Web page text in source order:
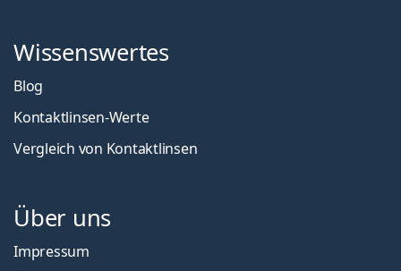
Wissenswertes
Blog
Kontaktlinsen-Werte
Vergleich von Kontaktlinsen
Über uns
Impressum